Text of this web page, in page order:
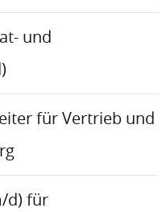
und
für Vertrieb und
d) für